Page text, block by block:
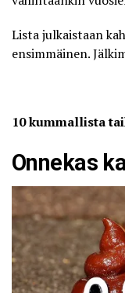
Lista julkaistaan
ensimmäinen.
10 kummallista
Onnekas